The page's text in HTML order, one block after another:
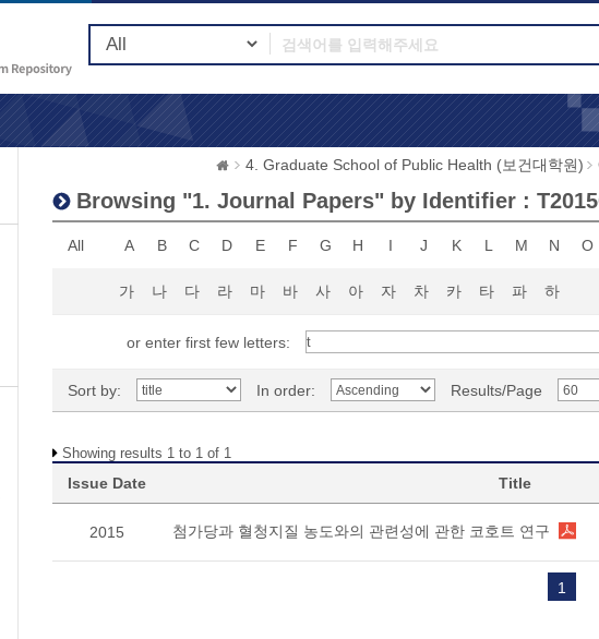
4. Graduate School of Public Health (보건대학원)
Browsing "1. Journal Papers" by Identifier :
All A B C D E F G H I J K L M N O
가 나 다 라 마 바 사 아 자 차 카 타 파 하
or enter first few letters:
Sort by: In order: Results/Page
Showing results 1 to 1 of 1
Issue Date Title
2015 첨가당과 혈청지질 농도와의 관련성에 관한 코호트 연구
1